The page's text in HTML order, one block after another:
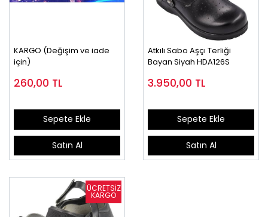
KARGO (Değişim ve iade
için)
260,00 TL
Sepete Ekle
Satın Al
Atkılı Sabo Aşçı Terliği
Bayan Siyah HDA126S
3.950,00 TL
Sepete Ekle
Satın Al